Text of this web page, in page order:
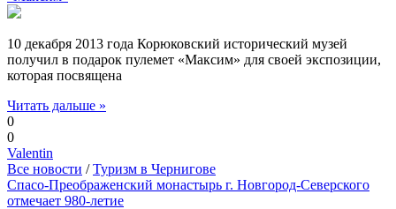
10 декабря 2013 года Корюковский исторический музей
получил в подарок пулемет «Максим» для своей экспозиции,
которая посвящена
Читать дальше »
0
0
Valentin
Все новости /Туризм в Чернигове
Спасо-Преображенский монастырь г. Новгород-Северского
отмечает 980-летие